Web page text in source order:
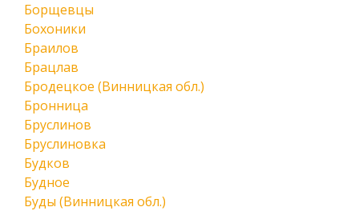
Борщевцы
Бохоники
Браилов
Брацлав
Бродецкое (Винницкая обл.)
Бронница
Бруслинов
Бруслиновка
Будков
Будное
Буды (Винницкая обл.)